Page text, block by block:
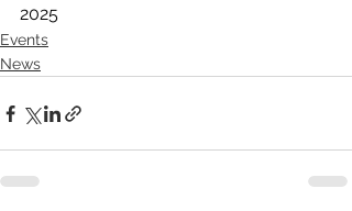
2025
Events
News